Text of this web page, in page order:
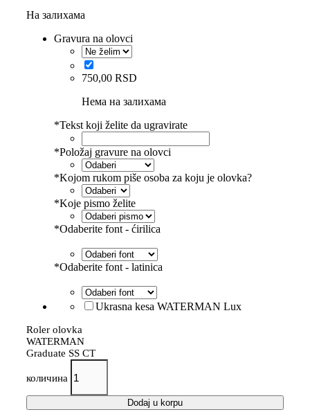
На залихама
Gravura na olovci
750,00 RSD
Нема на залихама
*Tekst koji želite da ugravirate
*Položaj gravure na olovci
*Kojom rukom piše osoba za koju je olovka?
*Koje pismo želite
*Odaberite font - ćirilica
*Odaberite font - latinica
Ukrasna kesa WATERMAN Lux
Roler olovka
WATERMAN
Graduate SS CT
количина
Dodaj u korpu